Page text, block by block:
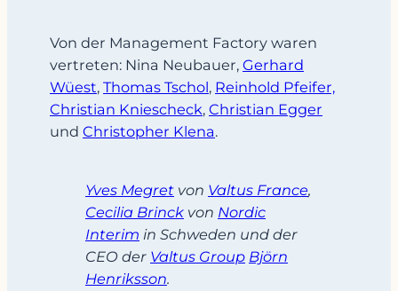
Von der Management Factory waren
vertreten: Nina Neubauer, Gerhard
Wüest, Thomas Tschol, Reinhold Pfeifer,
Christian Kniescheck, Christian Egger
und Christopher Klena.
Yves Megret von Valtus France,
Cecilia Brinck von Nordic
Interim in Schweden und der
CEO der Valtus Group Björn
Henriksson.